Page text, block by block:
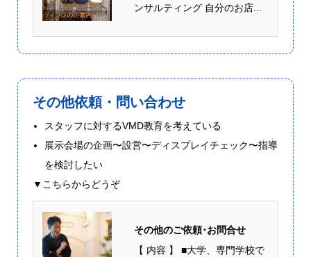
ンサルティング 自分のお店...
その他依頼・問い合わせ
スタッフに対するVMD教育を考えている
展示会場の企画〜設営〜ディスプレイチェック〜指導
を検討したい
▼こちらからどうぞ
その他のご依頼･お問合せ
【 内容 】 ■大学、専門学校で